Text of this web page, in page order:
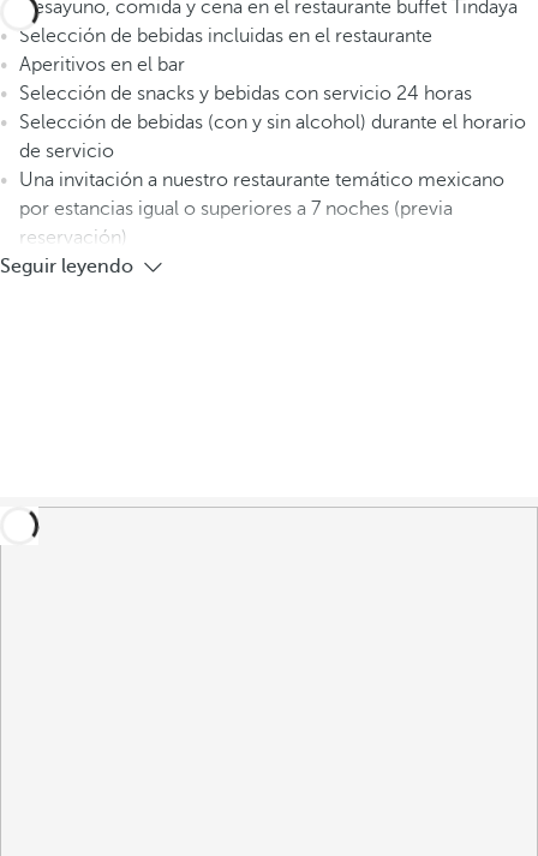
Desayuno, comida y cena en el restaurante buffet Tindaya
Selección de bebidas incluidas en el restaurante
Aperitivos en el bar
Selección de snacks y bebidas con servicio 24 horas
Selección de bebidas (con y sin alcohol) durante el horario
de servicio
Una invitación a nuestro restaurante temático mexicano
por estancias igual o superiores a 7 noches (previa
reservación)
Seguir leyendo